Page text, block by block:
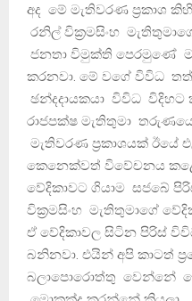
අද මේ මැතිවරණ ප්‍රකාශ
රනිල් වික්‍රමසිංහ
ජනතා විමුක්ති පෙරමුණේ
කරනවා. මේ වගේ විවිධ
ඡන්දදායකයා විවිධ
රාජපක්ෂ මැතිතුමා
මැතිවරණ ප්‍රකාශයක් ඊයේ
කෙනෙක්වත් විවේචනය
වේදිකාවට ගියාම සජබේ
වික්‍රමසිංහ මැතිතුමාගේ
ඒ වේදිකාවල සිටින පිරිස්
බනිනවා. එයින් අපි කාටත්
බලාපොරොත්තු වෙන්නේ